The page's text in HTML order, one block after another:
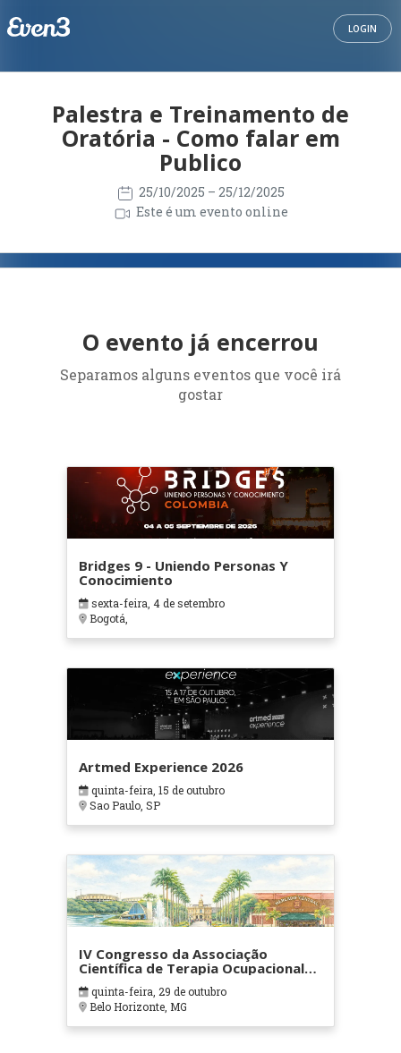
LOGIN
Palestra e Treinamento de
Oratória - Como falar em
Publico
25/10/2025 – 25/12/2025
Este é um evento online
O evento já encerrou
Separamos alguns eventos que você irá
gostar
Bridges 9 - Uniendo Personas Y
Conocimiento
sexta-feira, 4 de setembro
Bogotá,
Artmed Experience 2026
quinta-feira, 15 de outubro
Sao Paulo, SP
IV Congresso da Associação
Científica de Terapia Ocupacional
em Contextos Hospitalares e
Cuidados Paliativos - ATOHOSP
quinta-feira, 29 de outubro
Belo Horizonte, MG